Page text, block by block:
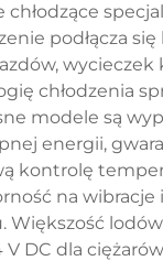
podłącza
chłodzenia
modele są
energii,
kontrolę
na
DC dla